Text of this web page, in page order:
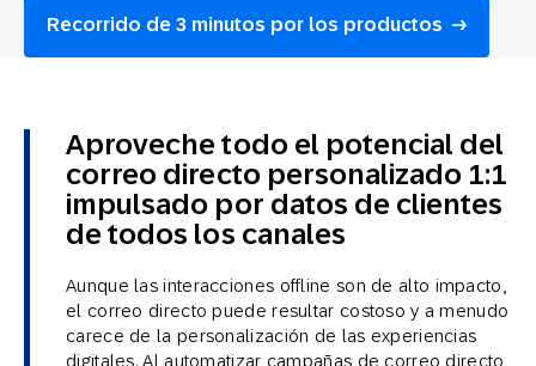
Recorrido de 3 minutos por los productos
Aproveche todo el potencial del
correo directo personalizado 1:1
impulsado por datos de clientes
de todos los canales
Aunque las interacciones offline son de alto impacto,
el correo directo puede resultar costoso y a menudo
carece de la personalización de las experiencias
digitales. Al automatizar campañas de correo directo,